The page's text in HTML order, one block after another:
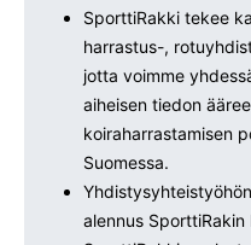
SporttiRakki tekee
harrastus-,
jotta voimme
aiheisen tiedon
koiraharrastamisen
Suomessa.
alennus